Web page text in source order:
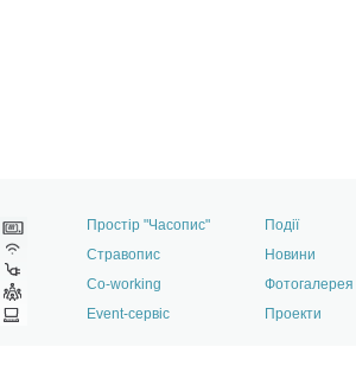
Простір "Часопис"
Події
Стравопис
Новини
Co-working
Фотогалерея
Event-сервіс
Проекти